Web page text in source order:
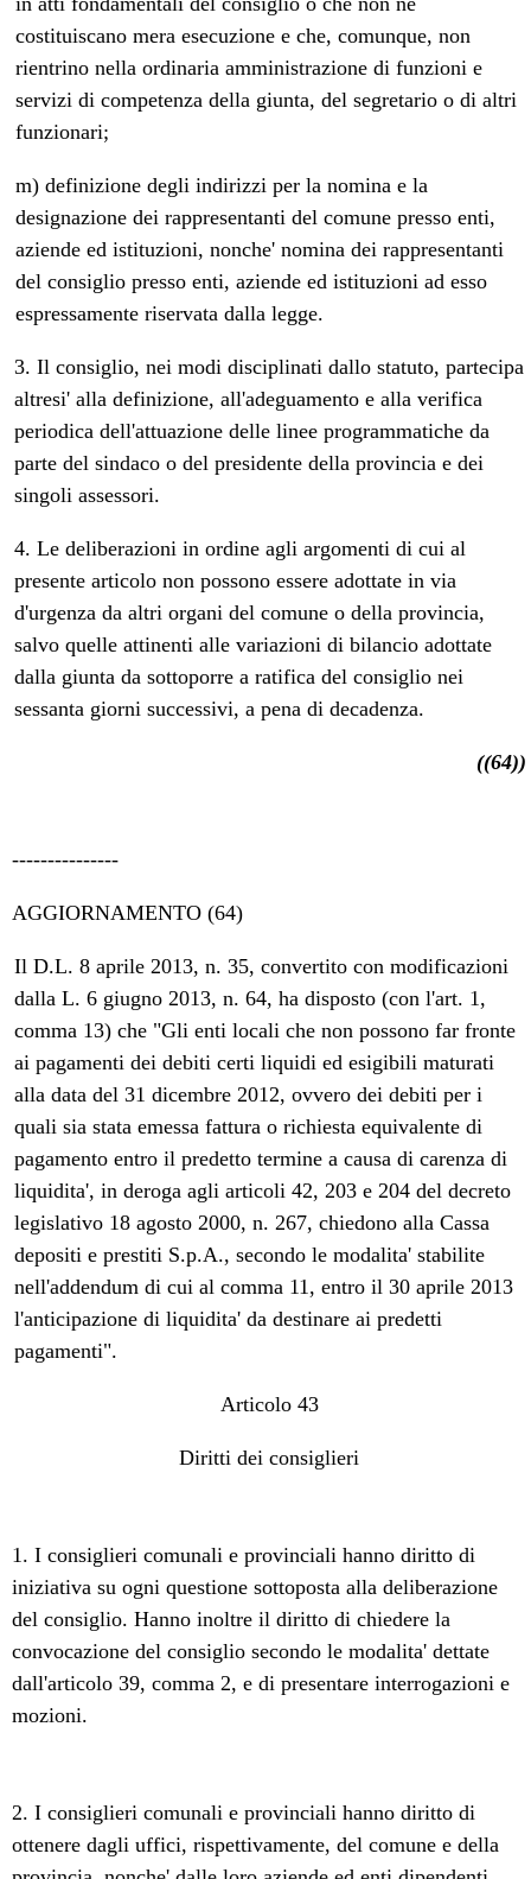
costituiscano mera esecuzione e che, comunque, non
rientrino nella ordinaria amministrazione di funzioni e
servizi di competenza della giunta, del segretario o di altri
funzionari;
m) definizione degli indirizzi per la nomina e la
designazione dei rappresentanti del comune presso enti,
aziende ed istituzioni, nonche' nomina dei rappresentanti
del consiglio presso enti, aziende ed istituzioni ad esso
espressamente riservata dalla legge.
3. Il consiglio, nei modi disciplinati dallo statuto, partecipa
altresi' alla definizione, all'adeguamento e alla verifica
periodica dell'attuazione delle linee programmatiche da
parte del sindaco o del presidente della provincia e dei
singoli assessori.
4. Le deliberazioni in ordine agli argomenti di cui al
presente articolo non possono essere adottate in via
d'urgenza da altri organi del comune o della provincia,
salvo quelle attinenti alle variazioni di bilancio adottate
dalla giunta da sottoporre a ratifica del consiglio nei
sessanta giorni successivi, a pena di decadenza.
((64))
---------------
AGGIORNAMENTO (64)
Il D.L. 8 aprile 2013, n. 35, convertito con modificazioni
dalla L. 6 giugno 2013, n. 64, ha disposto (con l'art. 1,
comma 13) che "Gli enti locali che non possono far fronte
ai pagamenti dei debiti certi liquidi ed esigibili maturati
alla data del 31 dicembre 2012, ovvero dei debiti per i
quali sia stata emessa fattura o richiesta equivalente di
pagamento entro il predetto termine a causa di carenza di
liquidita', in deroga agli articoli 42, 203 e 204 del decreto
legislativo 18 agosto 2000, n. 267, chiedono alla Cassa
depositi e prestiti S.p.A., secondo le modalita' stabilite
nell'addendum di cui al comma 11, entro il 30 aprile 2013
l'anticipazione di liquidita' da destinare ai predetti
pagamenti".
Articolo 43
Diritti dei consiglieri
1. I consiglieri comunali e provinciali hanno diritto di
iniziativa su ogni questione sottoposta alla deliberazione
del consiglio. Hanno inoltre il diritto di chiedere la
convocazione del consiglio secondo le modalita' dettate
dall'articolo 39, comma 2, e di presentare interrogazioni e
mozioni.
2. I consiglieri comunali e provinciali hanno diritto di
ottenere dagli uffici, rispettivamente, del comune e della